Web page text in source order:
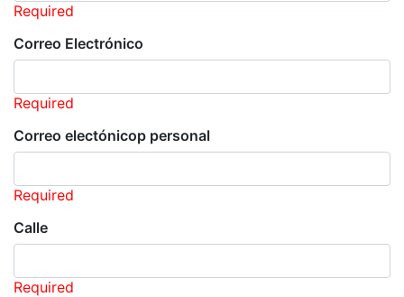
Required
Correo Electrónico
Required
Correo electónicop personal
Required
Calle
Required